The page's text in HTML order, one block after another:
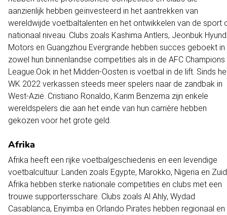
aanzienlijk hebben geïnvesteerd in het aantrekken van
wereldwijde voetbaltalenten en het ontwikkelen van de sport
nationaal niveau. Clubs zoals Kashima Antlers, Jeonbuk
Motors en Guangzhou Evergrande hebben succes geboekt in
zowel hun binnenlandse competities als in de AFC Champions
League.Ook in het Midden-Oosten is voetbal in de lift. Sinds
WK 2022 verkassen steeds meer spelers naar de zandbak in
West-Azië. Cristiano Ronaldo, Karim Benzema zijn enkele
wereldspelers die aan het einde van hun carrière hebben
gekozen voor het grote geld.
Afrika
Afrika heeft een rijke voetbalgeschiedenis en een levendige
voetbalcultuur. Landen zoals Egypte, Marokko, Nigeria en
Afrika hebben sterke nationale competities en clubs met een
trouwe supportersschare. Clubs zoals Al Ahly, Wydad
Casablanca, Enyimba en Orlando Pirates hebben regionaal en